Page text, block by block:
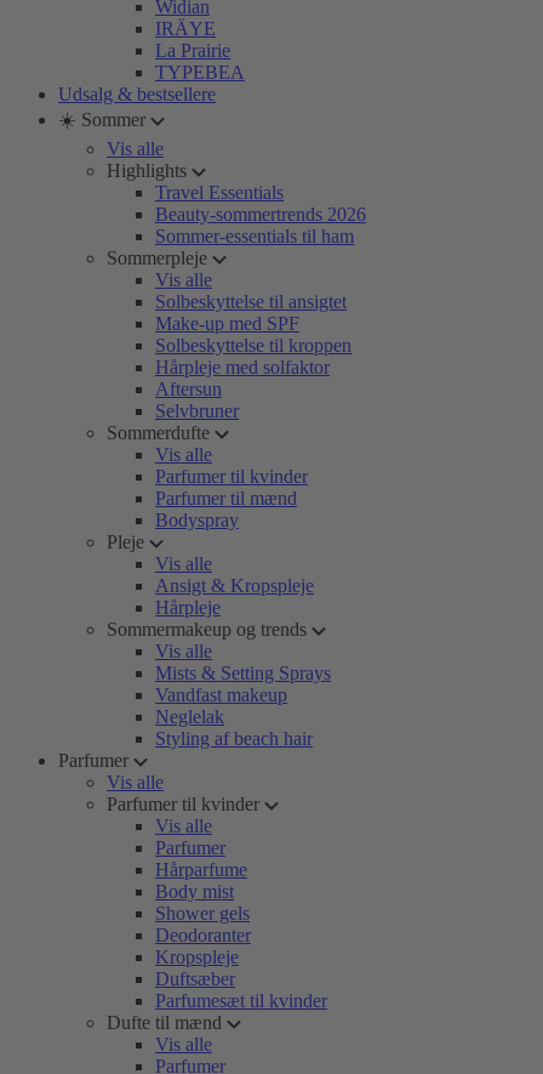
Widian
IRÄYE
La Prairie
TYPEBEA
Udsalg & bestsellere
☀️ Sommer
Vis alle
Highlights
Travel Essentials
Beauty-sommertrends 2026
Sommer-essentials til ham
Sommerpleje
Vis alle
Solbeskyttelse til ansigtet
Make-up med SPF
Solbeskyttelse til kroppen
Hårpleje med solfaktor
Aftersun
Selvbruner
Sommerdufte
Vis alle
Parfumer til kvinder
Parfumer til mænd
Bodyspray
Pleje
Vis alle
Ansigt & Kropspleje
Hårpleje
Sommermakeup og trends
Vis alle
Mists & Setting Sprays
Vandfast makeup
Neglelak
Styling af beach hair
Parfumer
Vis alle
Parfumer til kvinder
Vis alle
Parfumer
Hårparfume
Body mist
Shower gels
Deodoranter
Kropspleje
Duftsæber
Parfumesæt til kvinder
Dufte til mænd
Vis alle
Parfumer